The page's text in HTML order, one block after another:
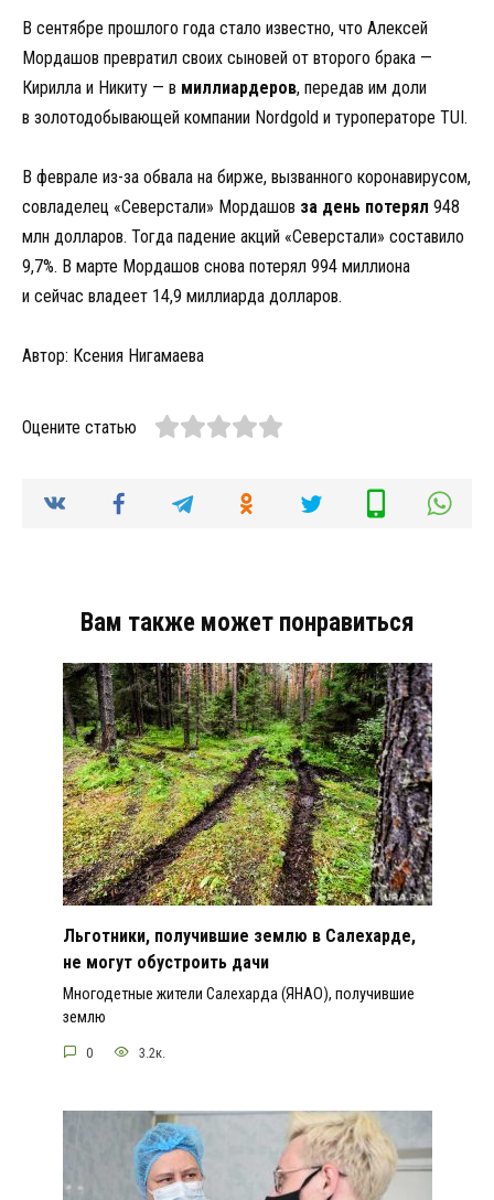
В сентябре прошлого года стало известно, что Алексей
Мордашов превратил своих сыновей от второго брака —
Кирилла и Никиту — в миллиардеров, передав им доли
в золотодобывающей компании Nordgold и туроператоре TUI.
В феврале из-за обвала на бирже, вызванного коронавирусом,
совладелец «Северстали» Мордашов за день потерял 948
млн долларов. Тогда падение акций «Северстали» составило
9,7%. В марте Мордашов снова потерял 994 миллиона
и сейчас владеет 14,9 миллиарда долларов.
Автор: Ксения Нигамаева
Оцените статью
Вам также может понравиться
Льготники, получившие землю в Салехарде,
не могут обустроить дачи
Многодетные жители Салехарда (ЯНАО), получившие
землю
0 3.2к.